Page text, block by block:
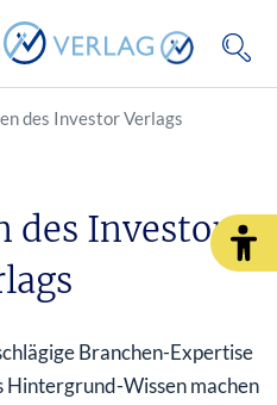
des Investor Verlags
des Investor
Branchen-Expertise
Wissen machen